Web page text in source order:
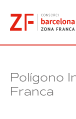
contenido
Polígono
Franca